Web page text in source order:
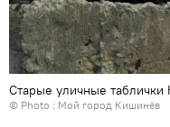
Старые уличные таблички
© Photo : Мой город Кишинёв